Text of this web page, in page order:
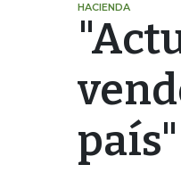
HACIENDA
país"